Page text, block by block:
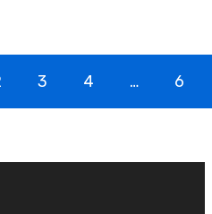
3 4 … 6